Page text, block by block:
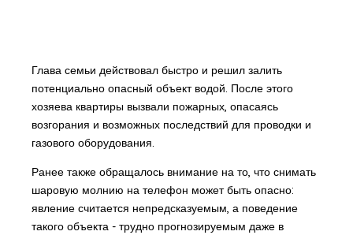
Глава семьи действовал быстро и решил залить
потенциально опасный объект водой. После этого
хозяева квартиры вызвали пожарных, опасаясь
возгорания и возможных последствий для проводки и
газового оборудования.
Ранее также обращалось внимание на то, что снимать
шаровую молнию на телефон может быть опасно:
явление считается непредсказуемым, а поведение
такого объекта - трудно прогнозируемым даже в